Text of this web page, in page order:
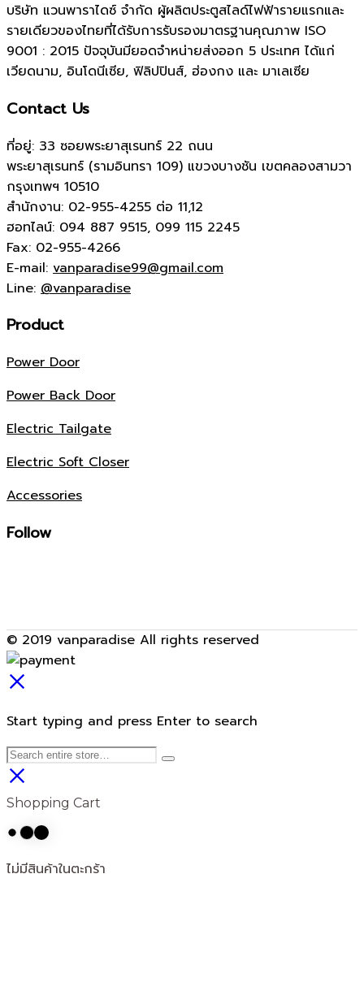
ตู้
|
แวน
รถ
ตู้
แวน
บริษัท แวนพาราไดซ์ จำกัด ผู้ผลิตประตูสไลด์ไฟฟ้ารายแรกและ
รายเดียวของไทยที่ได้รับการรับรองมาตรฐานคุณภาพ ISO
9001 : 2015 ปัจจุบันมียอดจำหน่ายส่งออก 5 ประเทศ ได้แก่
เวียดนาม, อินโดนีเซีย, ฟิลิปปินส์, ฮ่องกง และ มาเลเซีย
Contact Us
ที่อยู่: 33 ซอยพระยาสุเรนทร์ 22 ถนน
พระยาสุเรนทร์ (รามอินทรา 109) แขวงบางชัน เขตคลองสามวา
กรุงเทพฯ 10510
สำนักงาน: 02-955-4255 ต่อ 11,12
ฮอทไลน์: 094 887 9515, 099 115 2245
Fax: 02-955-4266
E-mail: vanparadise99@gmail.com
Line: @vanparadise
Product
Power Door
Power Back Door
Electric Tailgate
Electric Soft Closer
Accessories
Follow
© 2019 vanparadise All rights reserved
Start typing and press Enter to search
Shopping Cart
ไม่มีสินค้าในตะกร้า